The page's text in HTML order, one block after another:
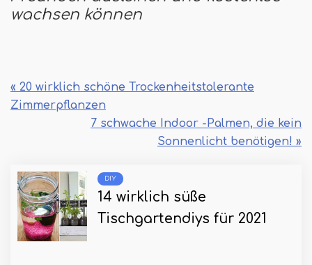
wachsen können
« 20 wirklich schöne Trockenheitstolerante
Zimmerpflanzen
7 schwache Indoor -Palmen, die kein
Sonnenlicht benötigen! »
DIY
14 wirklich süße
Tischgartendiys für 2021